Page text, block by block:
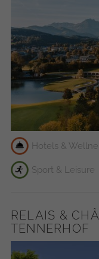
Hotels &
Sport & Leisure
RELAIS &
TENNERHOF